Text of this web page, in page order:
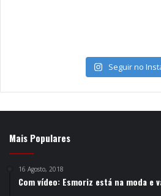
Seguir no
Mais Populares
16 Agosto, 2018
Com vídeo: Esmoriz está na moda e